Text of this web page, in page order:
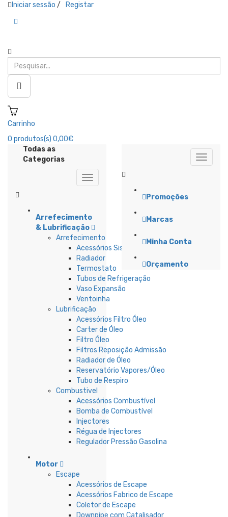
Iniciar sessão / Registar
Carrinho
0 produtos(s) 0,00€
Todas as
Categorias
Arrefecimento
& Lubrificação
Arrefecimento
Acessórios Sistema Refrigeração
Radiador
Termostato
Tubos de Refrigeração
Vaso Expansão
Ventoinha
Lubrificação
Acessórios Filtro Óleo
Carter de Óleo
Filtro Óleo
Filtros Reposição Admissão
Radiador de Óleo
Reservatório Vapores/Óleo
Tubo de Respiro
Combustivel
Acessórios Combustível
Bomba de Combustível
Injectores
Régua de Injectores
Regulador Pressão Gasolina
Motor
Escape
Acessórios de Escape
Acessórios Fabrico de Escape
Coletor de Escape
Downpipe com Catalisador
Promoções
Marcas
Minha Conta
Orçamento